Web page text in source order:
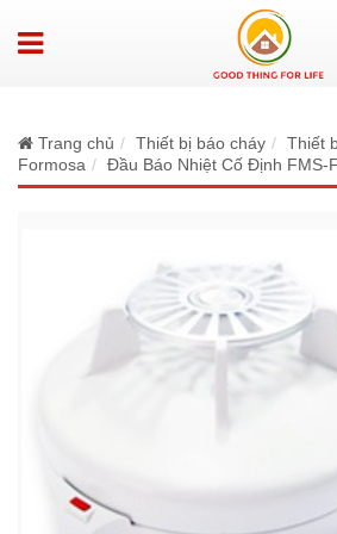
Trang chủ Thiết bị báo cháy
Thiết
Formosa
Đầu Báo Nhiệt Cố Định FMS-